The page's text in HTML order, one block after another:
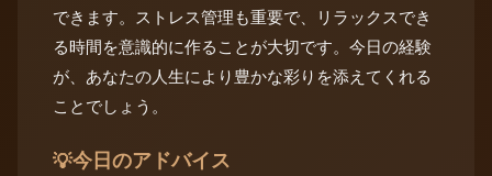
できます。ストレス管理も重要で、リラックスでき
る時間を意識的に作ることが大切です。今日の経験
が、あなたの人生により豊かな彩りを添えてくれる
ことでしょう。
💡今日のアドバイス